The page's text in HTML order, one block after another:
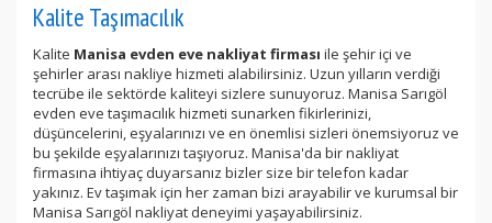
Kalite Taşımacılık
Kalite Manisa evden eve nakliyat firması ile şehir içi ve
şehirler arası nakliye hizmeti alabilirsiniz. Uzun yılların verdiği
tecrübe ile sektörde kaliteyi sizlere sunuyoruz. Manisa Sarıgöl
evden eve taşımacılık hizmeti sunarken fikirlerinizi,
düşüncelerini, eşyalarınızı ve en önemlisi sizleri önemsiyoruz ve
bu şekilde eşyalarınızı taşıyoruz. Manisa'da bir nakliyat
firmasına ihtiyaç duyarsanız bizler size bir telefon kadar
yakınız. Ev taşımak için her zaman bizi arayabilir ve kurumsal bir
Manisa Sarıgöl nakliyat deneyimi yaşayabilirsiniz.